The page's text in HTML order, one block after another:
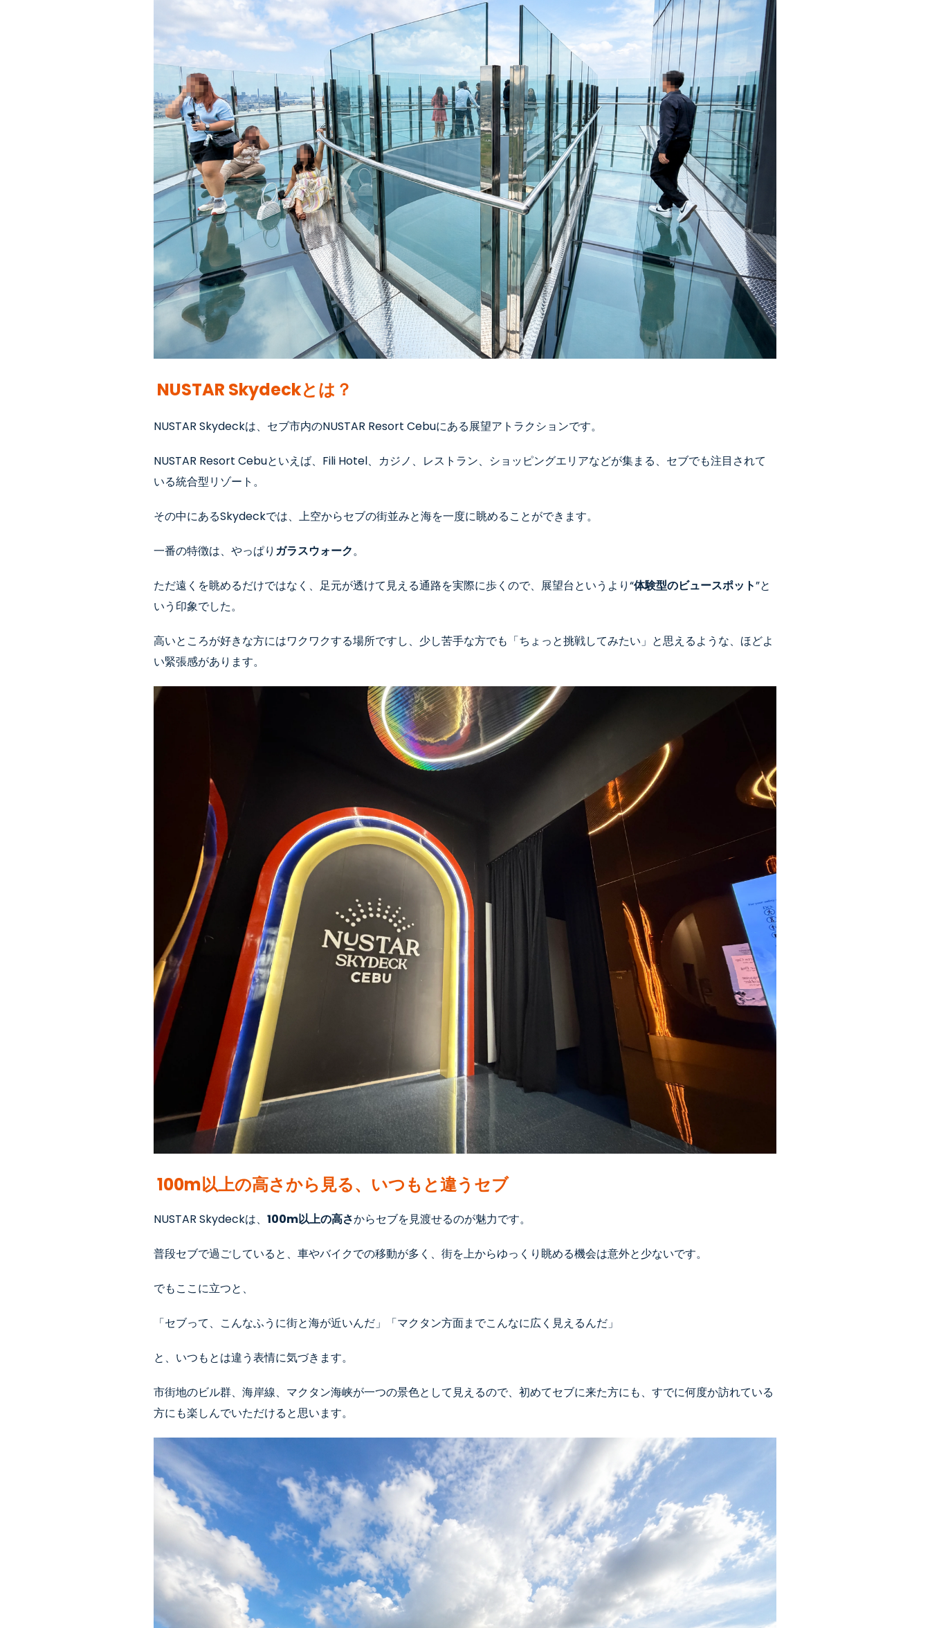
NUSTAR Skydeckとは？
NUSTAR Skydeckは、セブ市内のNUSTAR Resort Cebuにある展望アトラクションです。
NUSTAR Resort Cebuといえば、Fili Hotel、カジノ、レストラン、ショッピングエリアなどが集まる、セブでも注目されて
いる統合型リゾート。
その中にあるSkydeckでは、上空からセブの街並みと海を一度に眺めることができます。
一番の特徴は、やっぱり ガラスウォーク。
ただ遠くを眺めるだけではなく、足元が透けて見える通路を実際に歩くので、展望台というより“体験型のビュースポット”と
いう印象でした。
高いところが好きな方にはワクワクする場所ですし、少し苦手な方でも「ちょっと挑戦してみたい」と思えるような、ほどよ
い緊張感があります。
100m以上の高さから見る、いつもと違うセブ
NUSTAR Skydeckは、 100m以上の高さからセブを見渡せるのが魅力です。
普段セブで過ごしていると、車やバイクでの移動が多く、街を上からゆっくり眺める機会は意外と少ないです。
でもここに立つと、
「セブって、こんなふうに街と海が近いんだ」「マクタン方面までこんなに広く見えるんだ」
と、いつもとは違う表情に気づきます。
市街地のビル群、海岸線、マクタン海峡が一つの景色として見えるので、初めてセブに来た方にも、すでに何度か訪れている
方にも楽しんでいただけると思います。